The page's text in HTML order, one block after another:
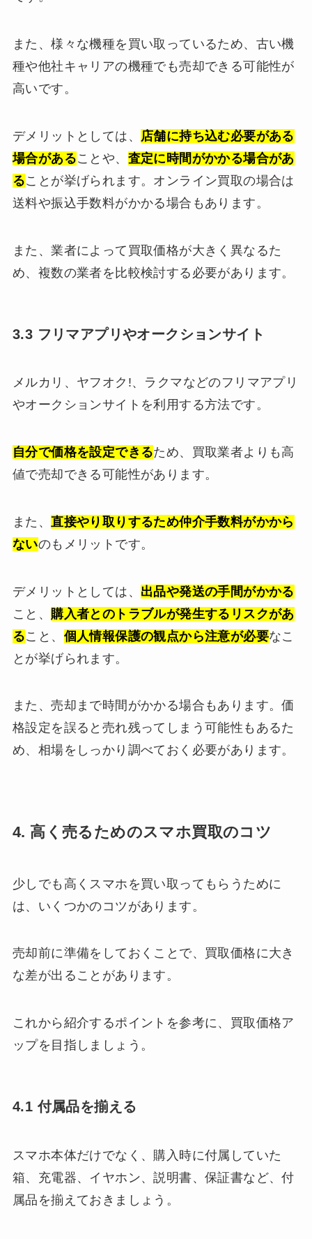
また、様々な機種を買い取っているため、古い機
種や他社キャリアの機種でも売却できる可能性が
高いです。
デメリットとしては、
店舗に持ち込む必要がある
場合があることや、 査定に時間がかかる場合があ
ることが挙げられます。オンライン買取の場合は
送料や振込手数料がかかる場合もあります。
また、業者によって買取価格が大きく異なるた
め、複数の業者を比較検討する必要があります。
3.3 フリマアプリやオークションサイト
メルカリ、ヤフオク!、ラクマなどのフリマアプリ
やオークションサイトを利用する方法です。
自分で価格を設定できるため、買取業者よりも高
値で売却できる可能性があります。
また、直接やり取りするため仲介手数料がかから
ないのもメリットです。
デメリットとしては、 出品や発送の手間がかかる
こと、 購入者とのトラブルが発生するリスクがあ
ること、 個人情報保護の観点から注意が必要なこ
とが挙げられます。
また、売却まで時間がかかる場合もあります。価
格設定を誤ると売れ残ってしまう可能性もあるた
め、相場をしっかり調べておく必要があります。
4. 高く売るためのスマホ買取のコツ
少しでも高くスマホを買い取ってもらうために
は、いくつかのコツがあります。
売却前に準備をしておくことで、買取価格に大き
な差が出ることがあります。
これから紹介するポイントを参考に、買取価格ア
ップを目指しましょう。
4.1 付属品を揃える
スマホ本体だけでなく、購入時に付属していた
箱、充電器、イヤホン、説明書、保証書など、付
属品を揃えておきましょう。